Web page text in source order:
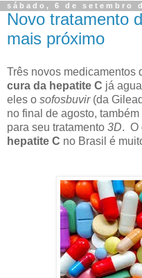
sábado, 6 de setembro
Novo tratamento
mais próximo
Três novos medicamentos
cura da hepatite C já
eles o sofosbuvir (da
no final de agosto,
para seu tratamento 3D. O
hepatite C no Brasil é